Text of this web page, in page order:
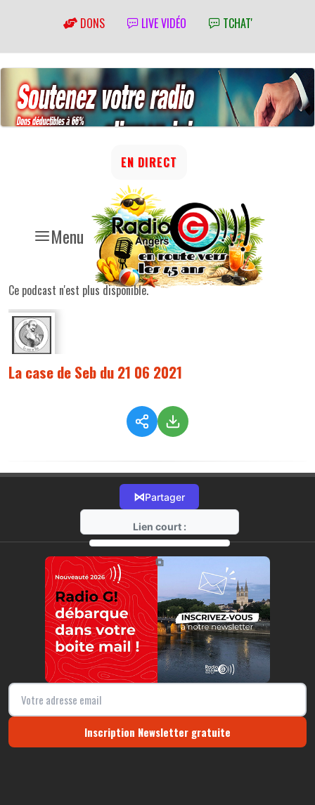
DONS LIVE VIDÉO TCHAT'
Menu
EN DIRECT
Ce podcast n'est plus disponible.
La case de Seb du 21 06 2021
⋈Partager
Lien court :
https://radio-g.fr?5802
⧉
Inscription Newsletter gratuite